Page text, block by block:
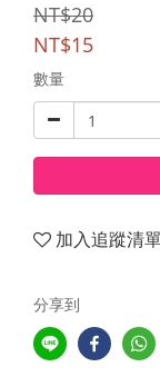
NT$20
NT$15
數量
加入追蹤清
分享到